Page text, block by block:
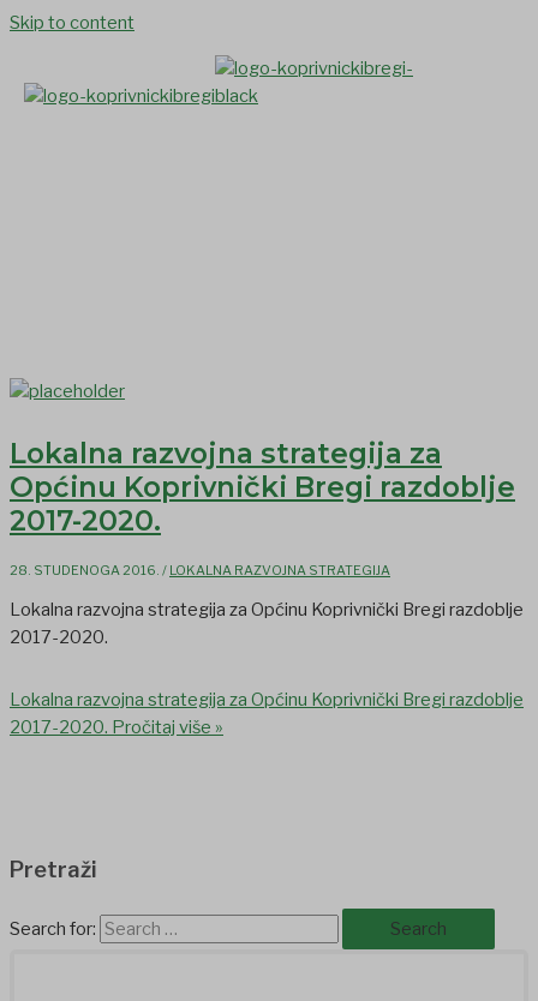
Skip to content
Lokalna razvojna strategija za
Općinu Koprivnički Bregi razdoblje
2017-2020.
28. STUDENOGA 2016. / LOKALNA RAZVOJNA STRATEGIJA
Lokalna razvojna strategija za Općinu Koprivnički Bregi razdoblje
2017-2020.
Lokalna razvojna strategija za Općinu Koprivnički Bregi razdoblje
2017-2020. Pročitaj više »
Pretraži
Search for: